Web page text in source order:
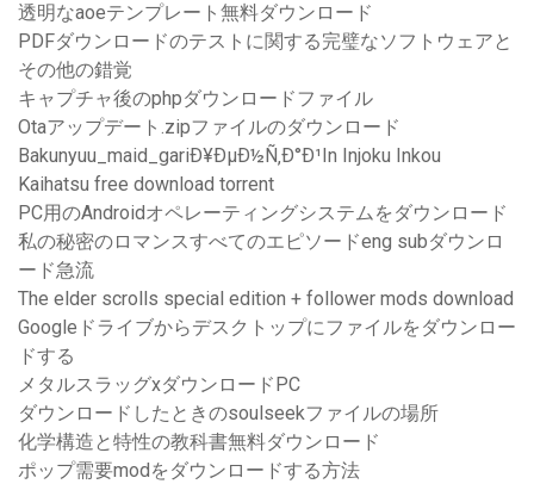
透明なaoeテンプレート無料ダウンロード
PDFダウンロードのテストに関する完璧なソフトウェアと
その他の錯覚
キャプチャ後のphpダウンロードファイル
Otaアップデート.zipファイルのダウンロード
Bakunyuu_maid_gariÐ¥ÐµÐ½Ñ‚Ð°Ð¹In Injoku Inkou
Kaihatsu free download torrent
PC用のAndroidオペレーティングシステムをダウンロード
私の秘密のロマンスすべてのエピソードeng subダウンロ
ード急流
The elder scrolls special edition + follower mods download
Googleドライブからデスクトップにファイルをダウンロー
ドする
メタルスラッグxダウンロードPC
ダウンロードしたときのsoulseekファイルの場所
化学構造と特性の教科書無料ダウンロード
ポップ需要modをダウンロードする方法